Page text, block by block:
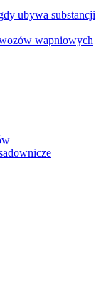
ubywa substancji
wapniowych